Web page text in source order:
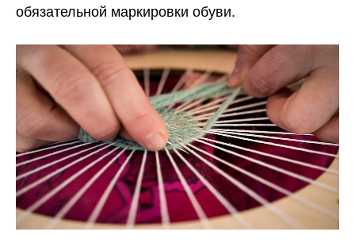
обязательной маркировки обуви.